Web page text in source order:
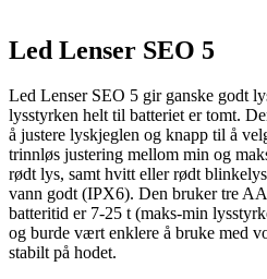
Led Lenser SEO 5
Led Lenser SEO 5 gir ganske godt
lysstyrken helt til batteriet er tomt.
å justere lyskjeglen og knapp til å
trinnløs justering mellom min og
rødt lys, samt hvitt eller rødt
vann godt (IPX6). Den bruker tre
batteritid er 7-25 t (maks-min
og burde vært enklere å bruke med
stabilt på hodet.